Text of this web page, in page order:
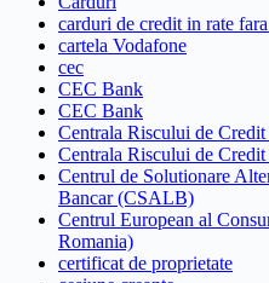
carduri de credit in rate
cartela Vodafone
cec
CEC Bank
CEC Bank
Centrala Riscului de
Centrala Riscului de
Centrul de Solutionare
Bancar (CSALB)
Centrul European al
Romania)
certificat de proprietate